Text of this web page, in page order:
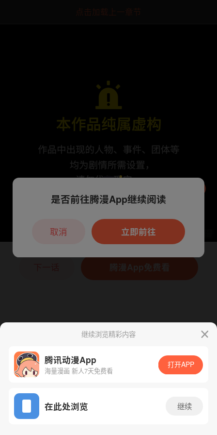
点击加载上一章节
App免费看
腾漫App免费看
继续浏览精彩内容
腾讯动漫App
海量漫画 新人7天免费看
打开APP
在此处浏览 继续
本章节仅支持App阅读，可打开App新用
户7天免费看
是否前往腾漫App继续阅读
立即前往
取消